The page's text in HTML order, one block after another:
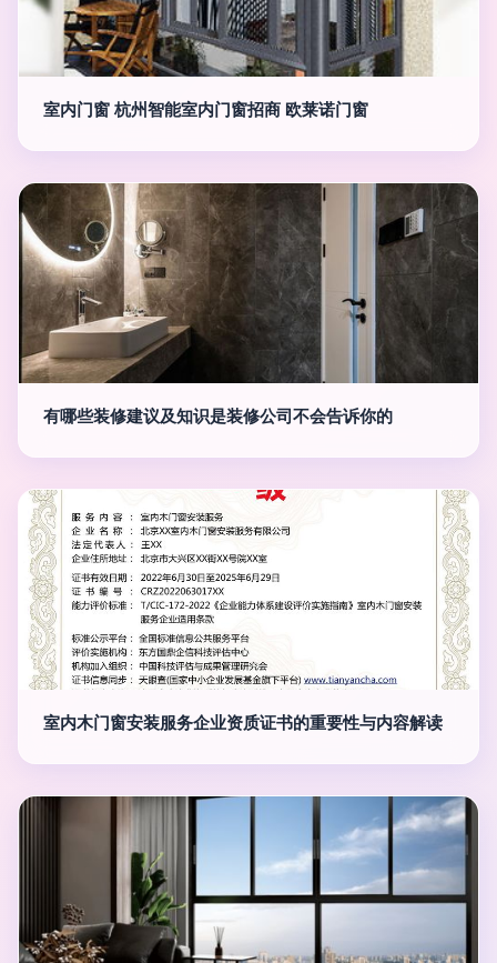
室内门窗 杭州智能室内门窗招商 欧莱诺门窗
有哪些装修建议及知识是装修公司不会告诉你的
室内木门窗安装服务企业资质证书的重要性与内容解读